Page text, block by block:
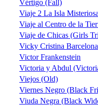
Vértigo (Fall)
Viaje 2 La Isla
Viaje al Centro de la
Viaje de Chicas (Girls
Vicky Cristina Barcelona
Victor Frankenstein
Victoria y Abdul
Viejos (Old)
Viernes Negro (Black
Viuda Negra (Black